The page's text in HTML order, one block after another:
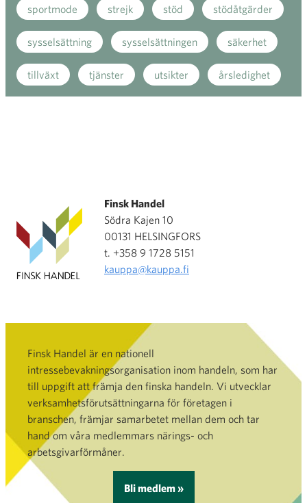
sportmode strejk stöd stödåtgärder
sysselsättning sysselsättningen säkerhet
tillväxt tjänster utsikter årsledighet
Finsk Handel
Södra Kajen 10
00131 HELSINGFORS
t. +358 9 1728 5151
kauppa@kauppa.fi
Finsk Handel är en nationell
intressebevakningsorganisation inom handeln, som har
till uppgift att främja den finska handeln. Vi utvecklar
verksamhetsförutsättningarna för företagen i
branschen, främjar samarbetet mellan dem och tar
hand om våra medlemmars närings- och
arbetsgivarförmåner.
Bli medlem »